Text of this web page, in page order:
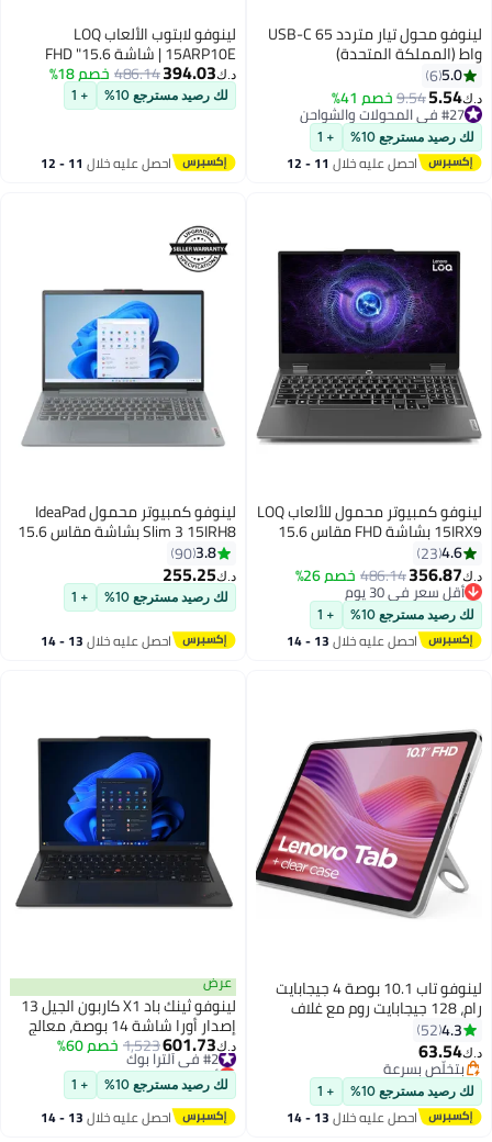
لينوفو محول تيار متردد USB-C 65
واط (المملكة المتحدة)
5.0
6
د.ك‏5.54
9.54خصم 41%
#27 في المحولات والشواحن
#27 في المحولات والشواحن
لك رصيد مسترجع 10% + 1
احصل عليه خلال 11 - 12
لينوفو لابتوب الألعاب LOQ
15ARP10E | شاشة 15.6" FHD
144Hz مع FreeSync، AMD Ryzen 7
170، NVIDIA RTX4050 6GB، 16GB
RAM، 512GB SSD، Win11
د.ك‏394.03
486.14خصم 18%
لك رصيد مسترجع 10% + 1
احصل عليه خلال 11 - 12
لينوفو كمبيوتر محمول للألعاب LOQ
15IRX9 بشاشة FHD مقاس 15.6
بوصة ومعالج Core i7-13650HX
وذاكرة وصول عشوائي 16 جيجابايت
ومحرك أقراص SSD سعة 1 تيرابايت
وبطاقة رسومات NVIDIA GeForce
RTX 3050 سعة 6 جيجابايت ونظام
تشغيل Windows 11 Home
4.6
23
د.ك‏356.87
486.14خصم 26%
أقل سعر في 30 يوم
أقل سعر في 30 يوم
لك رصيد مسترجع 10% + 1
احصل عليه خلال 13 - 14
اغسطس
لينوفو كمبيوتر محمول IdeaPad
Slim 3 15IRH8 بشاشة مقاس 15.6
UHD/نظام التشغيل Windows 11
3.8
90
د.ك‏255.25
لك رصيد مسترجع 10% + 1
احصل عليه خلال 13 - 14
اغسطس
لينوفو تاب 10.1 بوصة 4 جيجابايت
رام، 128 جيجابايت روم مع غلاف
شفاف 4G لون رمادي لونا - نسخة
الشرق الأوسط
4.3
52
د.ك‏63.54
بتخلّص بسرعة
بتخلّص بسرعة
لك رصيد مسترجع 10% + 1
احصل عليه خلال 13 - 14
عرض
لينوفو ثينك باد X1 كاربون الجيل 13
إصدار أورا شاشة 14 بوصة، معالج
تيرابايت SSD/رسومات إنتل آرك/
ويندوز 11 برو
د.ك‏601.73
1,523خصم 60% #2 في ألترا بوك
أقل سعر في السنة
#2 في ألترا بوك
لك رصيد مسترجع 10% + 1
احصل عليه خلال 13 - 14